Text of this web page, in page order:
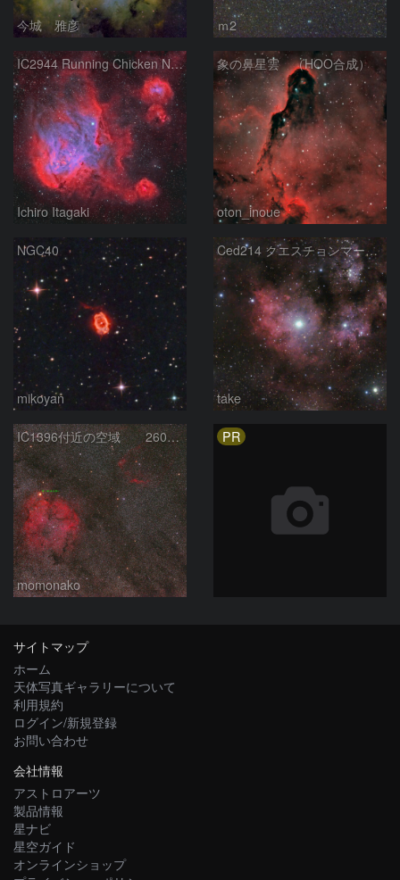
今城 雅彦 ｍ2
IC2944 Running Chicken Nebula
Ichiro Itagaki
象の鼻星雲 （HOO合成）
oton_inoue
NGC40
mikoyan
Ced214 クエスチョンマーク星雲の“心臓部”
take
IC1396付近の空域 260720
momonako
PR
サイトマップ
ホーム
天体写真ギャラリーについて
利用規約
ログイン/新規登録
お問い合わせ
会社情報
アストロアーツ
製品情報
星ナビ
星空ガイド
オンラインショップ